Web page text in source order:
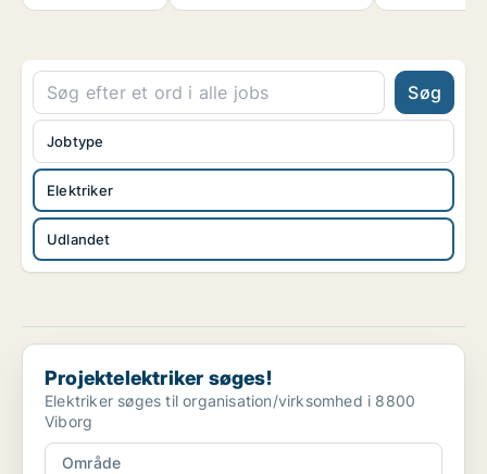
Søg
Elektriker
Udlandet
Jobtype
Projektelektriker søges!
Projektelektriker søges!
Elektriker søges til organisation/virksomhed i 8800
Viborg
Område